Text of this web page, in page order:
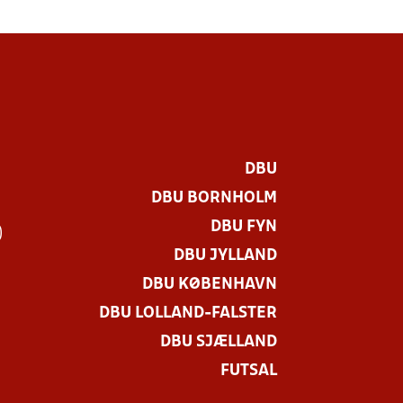
DBU
DBU BORNHOLM
DBU FYN
DBU JYLLAND
DBU KØBENHAVN
DBU LOLLAND-FALSTER
DBU SJÆLLAND
FUTSAL